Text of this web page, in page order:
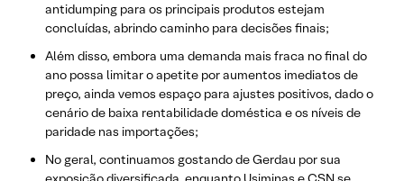
antidumping para os principais produtos estejam
concluídas, abrindo caminho para decisões finais;
Além disso, embora uma demanda mais fraca no final do
ano possa limitar o apetite por aumentos imediatos de
preço, ainda vemos espaço para ajustes positivos, dado o
cenário de baixa rentabilidade doméstica e os níveis de
paridade nas importações;
No geral, continuamos gostando de Gerdau por sua